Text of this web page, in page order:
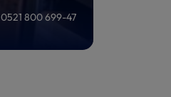
0521 800 699-47